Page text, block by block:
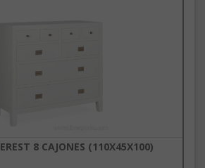
8 CAJONES (110X45X100)